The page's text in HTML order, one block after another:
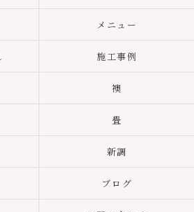
メニュー
施工事例
襖
畳
新調
ブログ